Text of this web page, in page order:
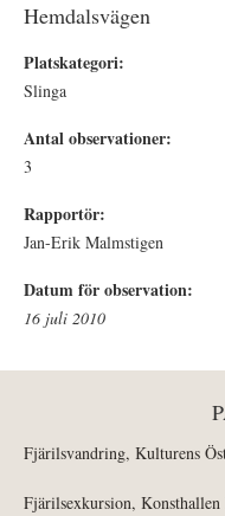
Hemdalsvägen
Platskategori:
Slinga
Antal observationer:
3
Rapportör:
Jan-Erik Malmstigen
Datum för observation:
16 juli 2010
Fjärilsvandring, Kulturens
Fjärilsexkursion,